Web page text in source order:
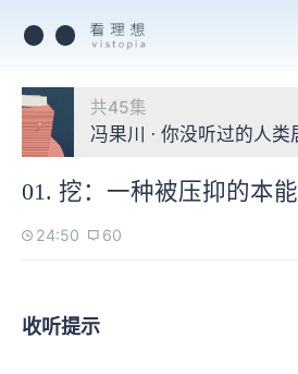
共45集
冯果川 · 你没听过的人类
01. 挖：一种被压抑的本能
24:50 60
收听提示